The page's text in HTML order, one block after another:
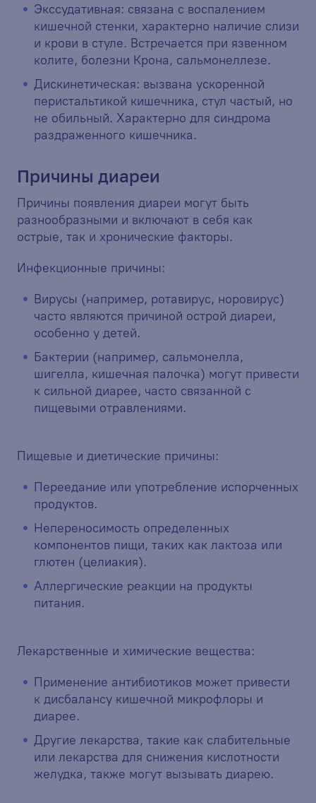
Экссудативная: связана с воспалением
кишечной стенки, характерно наличие слизи
и крови в стуле. Встречается при язвенном
колите, болезни Крона, сальмонеллезе.
Дискинетическая: вызвана ускоренной
перистальтикой кишечника, стул частый, но
не обильный. Характерно для синдрома
раздраженного кишечника.
Причины диареи
Причины появления диареи могут быть
разнообразными и включают в себя как
острые, так и хронические факторы.
Инфекционные причины:
Вирусы (например, ротавирус, норовирус)
часто являются причиной острой диареи,
особенно у детей.
Бактерии (например, сальмонелла,
шигелла, кишечная палочка) могут привести
к сильной диарее, часто связанной с
пищевыми отравлениями.
Пищевые и диетические причины:
Переедание или употребление испорченных
продуктов.
Непереносимость определенных
компонентов пищи, таких как лактоза или
глютен (целиакия).
Аллергические реакции на продукты
питания.
Лекарственные и химические вещества:
Применение антибиотиков может привести
к дисбалансу кишечной микрофлоры и
диарее.
Другие лекарства, такие как слабительные
или лекарства для снижения кислотности
желудка, также могут вызывать диарею.